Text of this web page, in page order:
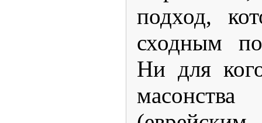
подход,
сходным
Ни для